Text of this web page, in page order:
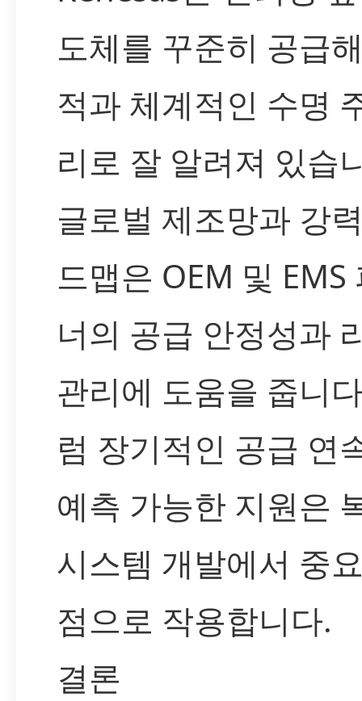
도체를 꾸준히 공급
적과 체계적인 수명
리로 잘 알려져 있습
글로벌 제조망과 강
드맵은 OEM 및 EMS
너의 공급 안정성과
관리에 도움을 줍니
럼 장기적인 공급 연
예측 가능한 지원은
시스템 개발에서 중
점으로 작용합니다.
결론